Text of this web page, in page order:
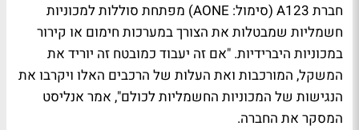
חברת A123 (סימול: AONE) מפתחת סוללות למכוניות
חשמליות שמבטלות את הצורך במערכות חימום או קירור
במכוניות היברידיות. "אם זה יעבוד כמובטח זה יוריד את
המשקל, המורכבות ואת העלות של הרכבים האלו ויקרבו את
הנגישות של המכוניות החשמליות לכולם", אמר אנליסט
המסקר את החברה.